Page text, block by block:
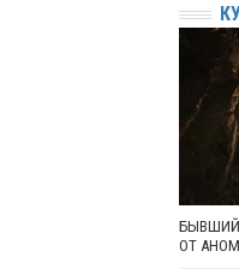
БЫВШИЙ
ОТ